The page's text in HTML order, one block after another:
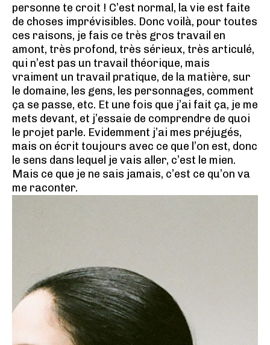
personne te croit ! C’est normal, la vie est faite
de choses imprévisibles. Donc voilà, pour toutes
ces raisons, je fais ce très gros travail en
amont, très profond, très sérieux, très articulé,
qui n’est pas un travail théorique, mais
vraiment un travail pratique, de la matière, sur
le domaine, les gens, les personnages, comment
ça se passe, etc. Et une fois que j’ai fait ça, je me
mets devant, et j’essaie de comprendre de quoi
le projet parle. Evidemment j’ai mes préjugés,
mais on écrit toujours avec ce que l’on est, donc
le sens dans lequel je vais aller, c’est le mien.
Mais ce que je ne sais jamais, c’est ce qu’on va
me raconter.